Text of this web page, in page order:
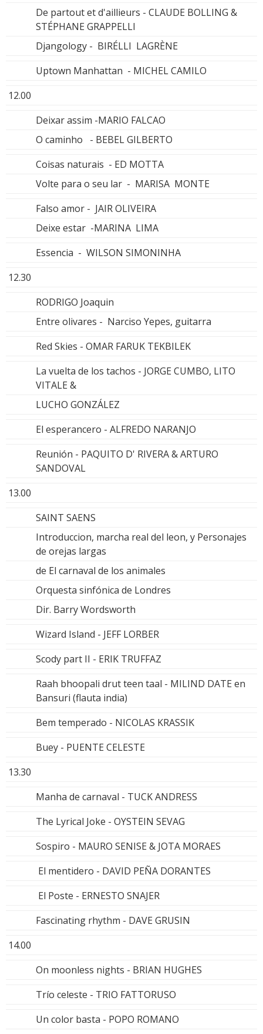
De partout et d'aillieurs - CLAUDE BOLLING &
STÉPHANE GRAPPELLI
Djangology - BIRÉLLI LAGRÈNE
Uptown Manhattan - MICHEL CAMILO
12.00
Deixar assim -MARIO FALCAO
O caminho - BEBEL GILBERTO
Coisas naturais - ED MOTTA
Volte para o seu lar - MARISA MONTE
Falso amor - JAIR OLIVEIRA
Deixe estar -MARINA LIMA
Essencia - WILSON SIMONINHA
12.30
RODRIGO Joaquin
Entre olivares - Narciso Yepes, guitarra
Red Skies - OMAR FARUK TEKBILEK
La vuelta de los tachos - JORGE CUMBO, LITO
VITALE &
LUCHO GONZÁLEZ
El esperancero - ALFREDO NARANJO
Reunión - PAQUITO D' RIVERA & ARTURO
SANDOVAL
13.00
SAINT SAENS
Introduccion, marcha real del leon, y Personajes
de orejas largas
de El carnaval de los animales
Orquesta sinfónica de Londres
Dir. Barry Wordsworth
Wizard Island - JEFF LORBER
Scody part II - ERIK TRUFFAZ
Raah bhoopali drut teen taal - MILIND DATE en
Bansuri (flauta india)
Bem temperado - NICOLAS KRASSIK
Buey - PUENTE CELESTE
13.30
Manha de carnaval - TUCK ANDRESS
The Lyrical Joke - OYSTEIN SEVAG
Sospiro - MAURO SENISE & JOTA MORAES
El mentidero - DAVID PEÑA DORANTES
El Poste - ERNESTO SNAJER
Fascinating rhythm - DAVE GRUSIN
14.00
On moonless nights - BRIAN HUGHES
Trío celeste - TRIO FATTORUSO
Un color basta - POPO ROMANO